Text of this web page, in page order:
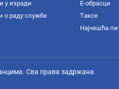
у изради
о раду службе
Е-обрасци
Tаксе
Најчешћа
Сва права задржана.